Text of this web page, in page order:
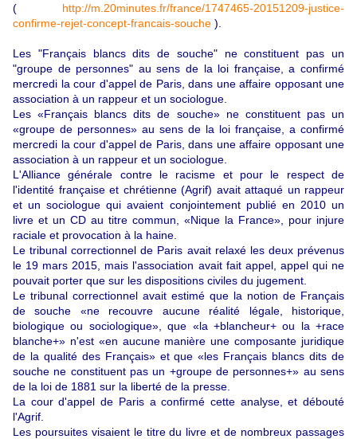
( http://m.20minutes.fr/france/1747465-20151209-justice-
confirme-rejet-concept-francais-souche ).
Les "Français blancs dits de souche" ne constituent pas un
"groupe de personnes" au sens de la loi française, a confirmé
mercredi la cour d'appel de Paris, dans une affaire opposant une
association à un rappeur et un sociologue.
Les «Français blancs dits de souche» ne constituent pas un
«groupe de personnes» au sens de la loi française, a confirmé
mercredi la cour d'appel de Paris, dans une affaire opposant une
association à un rappeur et un sociologue.
L'Alliance générale contre le racisme et pour le respect de
l'identité française et chrétienne (Agrif) avait attaqué un rappeur
et un sociologue qui avaient conjointement publié en 2010 un
livre et un CD au titre commun, «Nique la France», pour injure
raciale et provocation à la haine.
Le tribunal correctionnel de Paris avait relaxé les deux prévenus
le 19 mars 2015, mais l'association avait fait appel, appel qui ne
pouvait porter que sur les dispositions civiles du jugement.
Le tribunal correctionnel avait estimé que la notion de Français
de souche «ne recouvre aucune réalité légale, historique,
biologique ou sociologique», que «la +blancheur+ ou la +race
blanche+» n'est «en aucune manière une composante juridique
de la qualité des Français» et que «les Français blancs dits de
souche ne constituent pas un +groupe de personnes+» au sens
de la loi de 1881 sur la liberté de la presse.
La cour d'appel de Paris a confirmé cette analyse, et débouté
l'Agrif.
Les poursuites visaient le titre du livre et de nombreux passages